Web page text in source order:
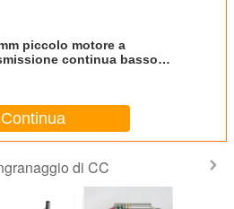
piccolo motore a
continua basso
spazzole per serrature
fotocamere, ecc.
Continua
di CC